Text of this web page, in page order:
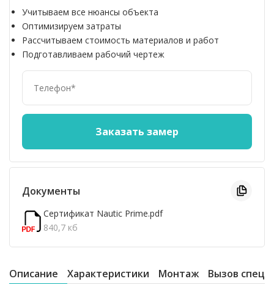
Учитываем все нюансы объекта
Оптимизируем затраты
Рассчитываем стоимость материалов и работ
Подготавливаем рабочий чертеж
Документы
Сертификат Nautic Prime.pdf
840,7 кб
Описание Характеристики Монтаж Вызов